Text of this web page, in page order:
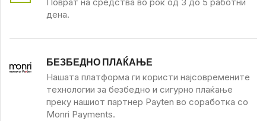
дена.
БЕЗБЕДНО ПЛАЌАЊЕ
Нашата платформа ги користи најсовремените
технологии за безбедно и сигурно плаќање
преку нашиот партнер Payten во соработка со
Monri Payments.